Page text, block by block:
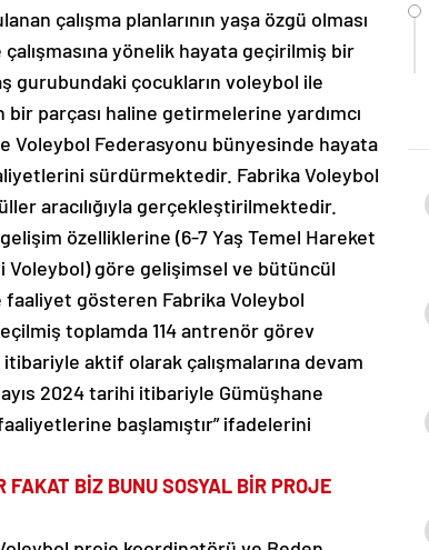
çalışma planlarının yaşa özgü olması
yönelik hayata geçirilmiş bir
gurubundaki çocukların voleybol ile
bir parçası haline getirmelerine yardımcı
Voleybol Federasyonu bünyesinde hayata
sürdürmektedir. Fabrika Voleybol
aracılığıyla gerçekleştirilmektedir.
özelliklerine (6-7 Yaş Temel Hareket
Voleybol) göre gelişimsel ve bütüncül
faaliyet gösteren Fabrika Voleybol
toplamda 114 antrenör görev
aktif olarak çalışmalarına devam
2024 tarihi itibariyle Gümüşhane
başlamıştır” ifadelerini
BİZ BUNU SOSYAL BİR PROJE